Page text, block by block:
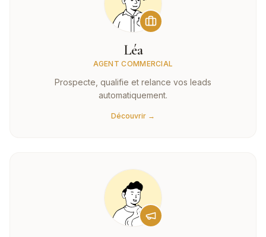
Léa
AGENT COMMERCIAL
Prospecte, qualifie et relance vos leads
automatiquement.
Découvrir →